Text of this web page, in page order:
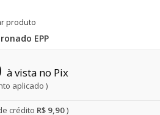
produto
EPP
R$ 9,90
aplicado
Pix